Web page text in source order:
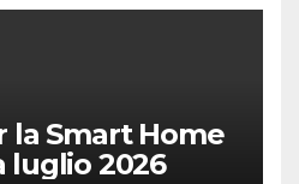
la Smart Home
luglio 2026